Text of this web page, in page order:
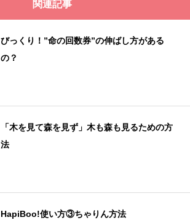
関連記事
びっくり！”命の回数券”の伸ばし方がある
の？
「木を見て森を見ず」木も森も見るための方
法
HapiBoo!使い方③ちゃりん方法